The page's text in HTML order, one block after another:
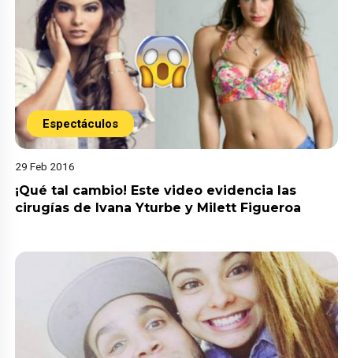
Espectáculos
29 Feb 2016
¡Qué tal cambio! Este video evidencia las
cirugías de Ivana Yturbe y Milett Figueroa